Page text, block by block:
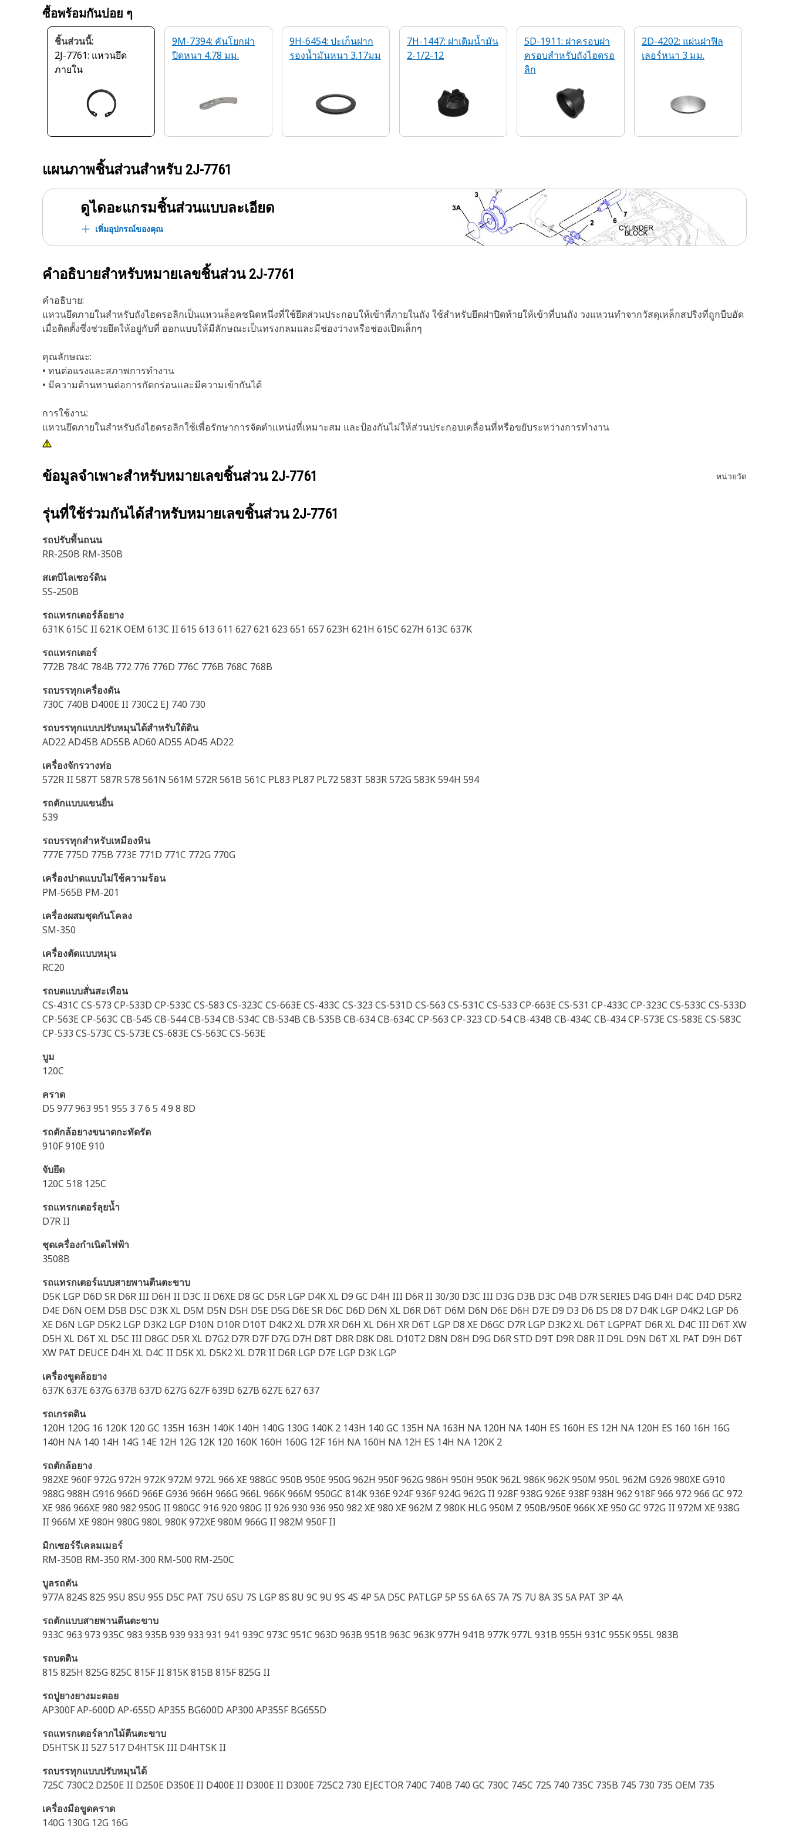
ซื้อพร้อมกันบ่อย ๆ
ชิ้นส่วนนี้:
2J-7761: แหวนยึด
ภายใน
9M-7394: คันโยกฝา
ปิดหนา 4.78 มม.
9H-6454: ปะเก็นฝาก
รองน้ำมันหนา 3.17มม
7H-1447: ฝาเติมน้ำมัน
2-1/2-12
5D-1911: ฝาครอบฝา
ครอบสําหรับถังไฮดรอ
ลิก
2D-4202: แผ่นฝาฟิล
เลอร์หนา 3 มม.
แผนภาพชิ้นส่วนสำหรับ 2J-7761
ดูไดอะแกรมชิ้นส่วนแบบละเอียด
เพิ่มอุปกรณ์ของคุณ
คำอธิบายสำหรับหมายเลขชิ้นส่วน 2J-7761
คำอธิบาย:
แหวนยึดภายในสำหรับถังไฮดรอลิกเป็นแหวนล็อคชนิดหนึ่งที่ใช้ยึดส่วนประกอบให้เข้าที่ภายในถัง ใช้สำหรับยึดฝาปิดท้ายให้เข้าที่บนถัง วงแหวนทำจากวัสดุเหล็กสปริงที่ถูกบีบอัด
เมื่อติดตั้งซึ่งช่วยยึดให้อยู่กับที่ ออกแบบให้มีลักษณะเป็นทรงกลมและมีช่องว่างหรือช่องเปิดเล็กๆ
คุณลักษณะ:
• ทนต่อแรงและสภาพการทำงาน
• มีความต้านทานต่อการกัดกร่อนและมีความเข้ากันได้
การใช้งาน:
แหวนยึดภายในสำหรับถังไฮดรอลิกใช้เพื่อรักษาการจัดตำแหน่งที่เหมาะสม และป้องกันไม่ให้ส่วนประกอบเคลื่อนที่หรือขยับระหว่างการทำงาน
ข้อมูลจำเพาะสำหรับหมายเลขชิ้นส่วน 2J-7761 หน่วยวัด
รุ่นที่ใช้ร่วมกันได้สำหรับหมายเลขชิ้นส่วน 2J-7761
รถปรับพื้นถนน
RR-250B RM-350B
สเตบิไลเซอร์ดิน
SS-250B
รถแทรกเตอร์ล้อยาง
631K 615C II 621K OEM 613C II 615 613 611 627 621 623 651 657 623H 621H 615C 627H 613C 637K
รถแทรกเตอร์
772B 784C 784B 772 776 776D 776C 776B 768C 768B
รถบรรทุกเครื่องดัน
730C 740B D400E II 730C2 EJ 740 730
รถบรรทุกแบบปรับหมุนได้สำหรับใต้ดิน
AD22 AD45B AD55B AD60 AD55 AD45 AD22
เครื่องจักรวางท่อ
572R II 587T 587R 578 561N 561M 572R 561B 561C PL83 PL87 PL72 583T 583R 572G 583K 594H 594
รถตักแบบแขนยื่น
539
รถบรรทุกสำหรับเหมืองหิน
777E 775D 775B 773E 771D 771C 772G 770G
เครื่องปาดแบบไม่ใช้ความร้อน
PM-565B PM-201
เครื่องผสมชุดกันโคลง
SM-350
เครื่องตัดแบบหมุน
RC20
รถบดแบบสั่นสะเทือน
CS-431C CS-573 CP-533D CP-533C CS-583 CS-323C CS-663E CS-433C CS-323 CS-531D CS-563 CS-531C CS-533 CP-663E CS-531 CP-433C CP-323C CS-533C CS-533D
CP-563E CP-563C CB-545 CB-544 CB-534 CB-534C CB-534B CB-535B CB-634 CB-634C CP-563 CP-323 CD-54 CB-434B CB-434C CB-434 CP-573E CS-583E CS-583C
CP-533 CS-573C CS-573E CS-683E CS-563C CS-563E
บูม
120C
คราด
D5 977 963 951 955 3 7 6 5 4 9 8 8D
รถตักล้อยางขนาดกะทัดรัด
910F 910E 910
จับยึด
120C 518 125C
รถแทรกเตอร์ลุยน้ำ
D7R II
ชุดเครื่องกำเนิดไฟฟ้า
3508B
รถแทรกเตอร์แบบสายพานตีนตะขาบ
D5K LGP D6D SR D6R III D6H II D3C II D6XE D8 GC D5R LGP D4K XL D9 GC D4H III D6R II 30/30 D3C III D3G D3B D3C D4B D7R SERIES D4G D4H D4C D4D D5R2
D4E D6N OEM D5B D5C D3K XL D5M D5N D5H D5E D5G D6E SR D6C D6D D6N XL D6R D6T D6M D6N D6E D6H D7E D9 D3 D6 D5 D8 D7 D4K LGP D4K2 LGP D6
XE D6N LGP D5K2 LGP D3K2 LGP D10N D10R D10T D4K2 XL D7R XR D6H XL D6H XR D6T LGP D8 XE D6GC D7R LGP D3K2 XL D6T LGPPAT D6R XL D4C III D6T XW
D5H XL D6T XL D5C III D8GC D5R XL D7G2 D7R D7F D7G D7H D8T D8R D8K D8L D10T2 D8N D8H D9G D6R STD D9T D9R D8R II D9L D9N D6T XL PAT D9H D6T
XW PAT DEUCE D4H XL D4C II D5K XL D5K2 XL D7R II D6R LGP D7E LGP D3K LGP
เครื่องขูดล้อยาง
637K 637E 637G 637B 637D 627G 627F 639D 627B 627E 627 637
รถเกรดดิน
120H 120G 16 120K 120 GC 135H 163H 140K 140H 140G 130G 140K 2 143H 140 GC 135H NA 163H NA 120H NA 140H ES 160H ES 12H NA 120H ES 160 16H 16G
140H NA 140 14H 14G 14E 12H 12G 12K 120 160K 160H 160G 12F 16H NA 160H NA 12H ES 14H NA 120K 2
รถตักล้อยาง
982XE 960F 972G 972H 972K 972M 972L 966 XE 988GC 950B 950E 950G 962H 950F 962G 986H 950H 950K 962L 986K 962K 950M 950L 962M G926 980XE G910
988G 988H G916 966D 966E G936 966H 966G 966L 966K 966M 950GC 814K 936E 924F 936F 924G 962G II 928F 938G 926E 938F 938H 962 918F 966 972 966 GC 972
XE 986 966XE 980 982 950G II 980GC 916 920 980G II 926 930 936 950 982 XE 980 XE 962M Z 980K HLG 950M Z 950B/950E 966K XE 950 GC 972G II 972M XE 938G
II 966M XE 980H 980G 980L 980K 972XE 980M 966G II 982M 950F II
มิกเซอร์รีเคลมเมอร์
RM-350B RM-350 RM-300 RM-500 RM-250C
บูลรถดัน
977A 824S 825 9SU 8SU 955 D5C PAT 7SU 6SU 7S LGP 8S 8U 9C 9U 9S 4S 4P 5A D5C PATLGP 5P 5S 6A 6S 7A 7S 7U 8A 3S 5A PAT 3P 4A
รถตักแบบสายพานตีนตะขาบ
933C 963 973 935C 983 935B 939 933 931 941 939C 973C 951C 963D 963B 951B 963C 963K 977H 941B 977K 977L 931B 955H 931C 955K 955L 983B
รถบดดิน
815 825H 825G 825C 815F II 815K 815B 815F 825G II
รถปูยางยางมะตอย
AP300F AP-600D AP-655D AP355 BG600D AP300 AP355F BG655D
รถแทรกเตอร์ลากไม้ตีนตะขาบ
D5HTSK II 527 517 D4HTSK III D4HTSK II
รถบรรทุกแบบปรับหมุนได้
725C 730C2 D250E II D250E D350E II D400E II D300E II D300E 725C2 730 EJECTOR 740C 740B 740 GC 730C 745C 725 740 735C 735B 745 730 735 OEM 735
เครื่องมือขูดคราด
140G 130G 12G 16G